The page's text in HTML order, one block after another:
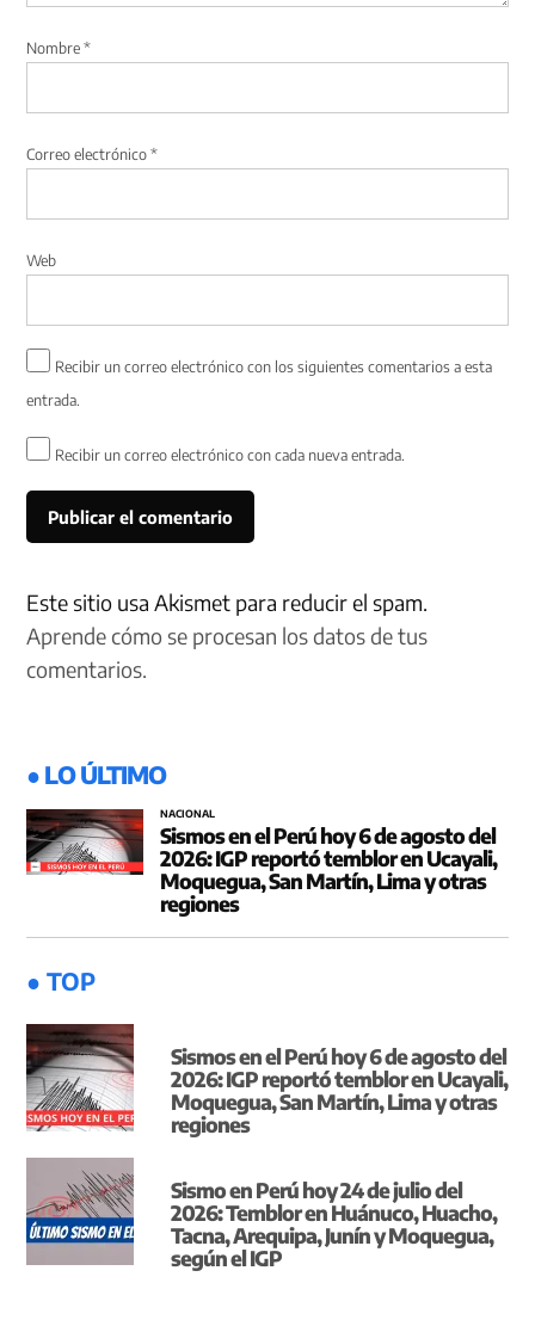
Nombre*
Correo electrónico*
Web
Recibir un correo electrónico con los siguientes comentarios a esta
entrada.
Recibir un correo electrónico con cada nueva entrada.
Este sitio usa Akismet para reducir el spam.
Aprende cómo se procesan los datos de tus
comentarios.
● LO ÚLTIMO
NACIONAL
Sismos en el Perú hoy 6 de agosto del
2026: IGP reportó temblor en Ucayali,
Moquegua, San Martín, Lima y otras
regiones
● TOP
Sismos en el Perú hoy 6 de agosto del
2026: IGP reportó temblor en Ucayali,
Moquegua, San Martín, Lima y otras
regiones
Sismo en Perú hoy 24 de julio del
2026: Temblor en Huánuco, Huacho,
Tacna, Arequipa, Junín y Moquegua,
según el IGP